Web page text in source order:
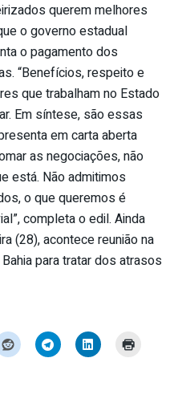
querem ‎melhores
o governo estadual
o pagamento dos
“Benefícios, respeito e
que trabalham no Estado
Em síntese, são essas
em carta aberta
as negociações, não
está. Não admitimos
o que queremos é
completa o edil. Ainda
(28), acontece reunião na
para tratar dos atrasos